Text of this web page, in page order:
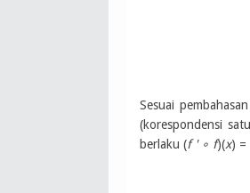
Sesuai
(korespondensi
berlaku (f ' ∘ f)(x) =